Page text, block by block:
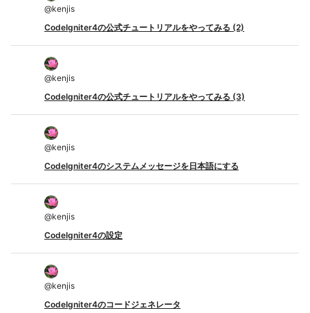
@kenjis
CodeIgniter4の公式チュートリアルをやってみる (2)
@kenjis
CodeIgniter4の公式チュートリアルをやってみる (3)
@kenjis
CodeIgniter4のシステムメッセージを日本語にする
@kenjis
CodeIgniter4の設定
@kenjis
CodeIgniter4のコードジェネレータ